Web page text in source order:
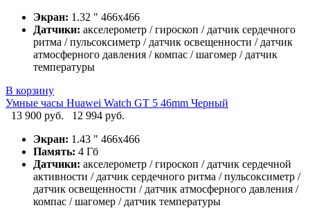
Экран: 1.32 " 466x466
Датчики: акселерометр / гироскоп / датчик сердечного
ритма / пульсоксиметр / датчик освещенности / датчик
атмосферного давления / компас / шагомер / датчик
температуры
В корзину
Умные часы Huawei Watch GT 5 46mm Черный
13 900 руб.
12 994 руб.
Экран: 1.43 " 466x466
Память: 4 Гб
Датчики: акселерометр / гироскоп / датчик сердечной
активности / датчик сердечного ритма / пульсоксиметр /
датчик освещенности / датчик атмосферного давления /
компас / шагомер / датчик температуры